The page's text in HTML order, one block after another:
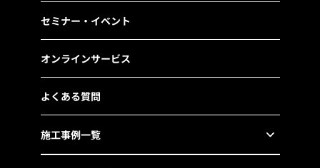
セミナー・イベント
オンラインサービス
よくある質問
施工事例一覧